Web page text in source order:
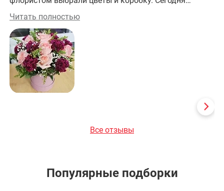
Все отзывы
забрала заказ. Получилось изумительно! На работе
все оценили эту красоту! Большое спасибо за
прекрасную работу!
Читать полностью
Популярные подборки